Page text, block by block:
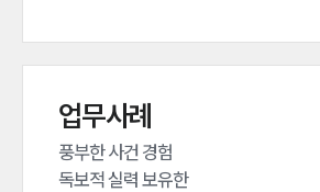
업무사례
풍부한 사건 경험
독보적 실력 보유한